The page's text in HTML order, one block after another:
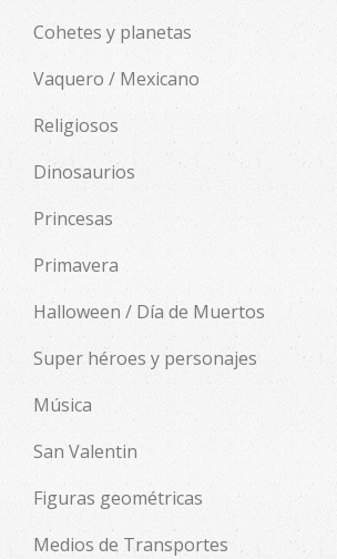
Cohetes y planetas
Vaquero / Mexicano
Religiosos
Dinosaurios
Princesas
Primavera
Halloween / Día de Muertos
Super héroes y personajes
Música
San Valentin
Figuras geométricas
Medios de Transportes